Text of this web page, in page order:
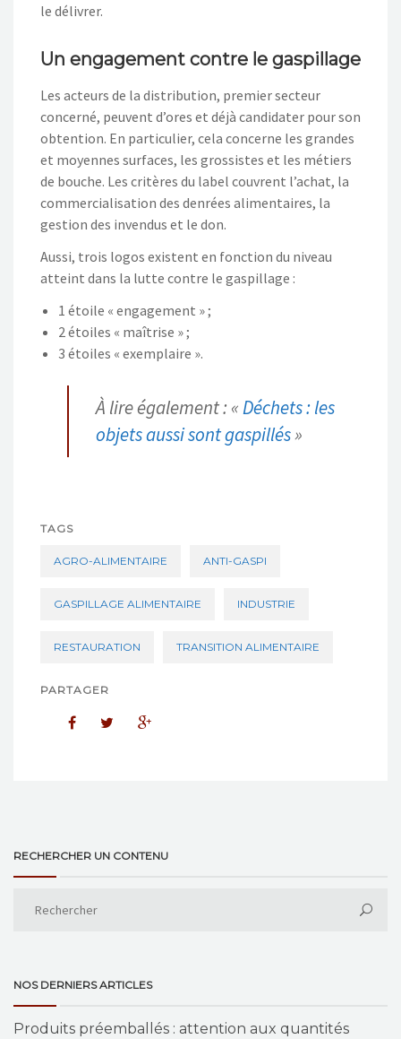
le délivrer.
Un engagement contre le gaspillage
Les acteurs de la distribution, premiersecteur
concerné, peuvent d’ores et déjà candidater pour son
obtention. En particulier, cela concerne les grandes
et moyennes surfaces, les grossistes et les métiers
de bouche. Les critères du label couvrent l’achat, la
commercialisation des denrées alimentaires, la
gestion des invendus et le don.
Aussi, trois logos existent en fonction du niveau
atteint dans la lutte contre le gaspillage :
1 étoile « engagement » ;
2 étoiles « maîtrise » ;
3 étoiles « exemplaire ».
À lire également : «Déchets : les
objets aussi sont gaspillés»
TAGS
AGRO-ALIMENTAIRE ANTI-GASPI
GASPILLAGE ALIMENTAIRE INDUSTRIE
RESTAURATION TRANSITION ALIMENTAIRE
PARTAGER
RECHERCHER UN CONTENU
NOS DERNIERS ARTICLES
Produits préemballés : attention aux quantités